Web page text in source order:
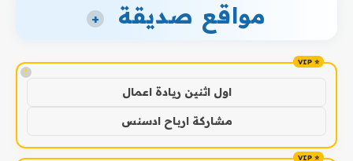
مواقع صديقة +
!
اول اثنين ريادة اعمال
مشاركة ارباح ادسنس